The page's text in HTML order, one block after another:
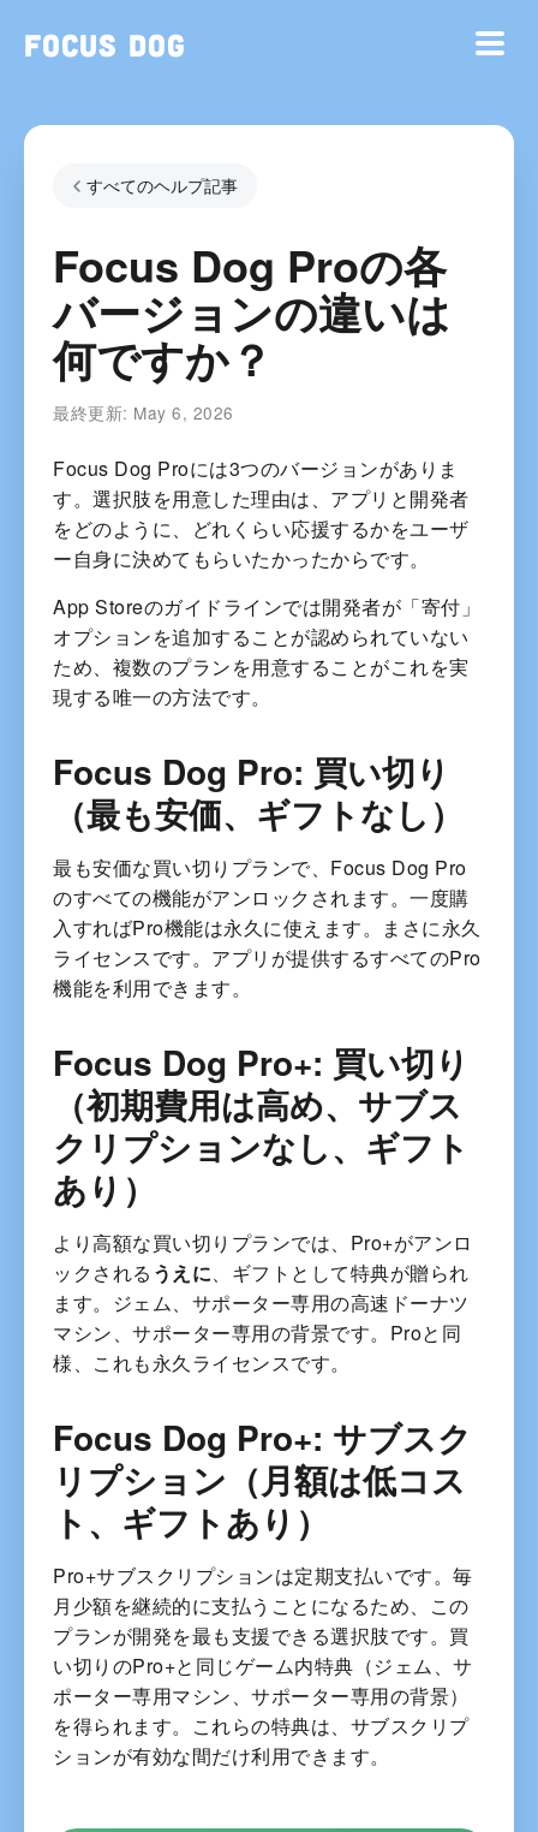
Focus Dog
すべてのヘルプ記事
Focus Dog Proの各
バージョンの違いは
何ですか？
最終更新: May 6, 2026
Focus Dog Proには3つのバージョンがありま
す。選択肢を用意した理由は、アプリと開発者
をどのように、どれくらい応援するかをユーザ
ー自身に決めてもらいたかったからです。
App Storeのガイドラインでは開発者が「寄付」
オプションを追加することが認められていない
ため、複数のプランを用意することがこれを実
現する唯一の方法です。
Focus Dog Pro: 買い切り
（最も安価、ギフトなし）
最も安価な買い切りプランで、Focus Dog Pro
のすべての機能がアンロックされます。一度購
入すればPro機能は永久に使えます。まさに永久
ライセンスです。アプリが提供するすべてのPro
機能を利用できます。
Focus Dog Pro+: 買い切り
（初期費用は高め、サブス
クリプションなし、ギフト
あり）
より高額な買い切りプランでは、Pro+がアンロ
ックされる うえに、ギフトとして特典が贈られ
ます。ジェム、サポーター専用の高速ドーナツ
マシン、サポーター専用の背景です。Proと同
様、これも永久ライセンスです。
Focus Dog Pro+: サブスク
リプション（月額は低コス
ト、ギフトあり）
Pro+サブスクリプションは定期支払いです。毎
月少額を継続的に支払うことになるため、この
プランが開発を最も支援できる選択肢です。買
い切りのPro+と同じゲーム内特典（ジェム、サ
ポーター専用マシン、サポーター専用の背景）
を得られます。これらの特典は、サブスクリプ
ションが有効な間だけ利用できます。